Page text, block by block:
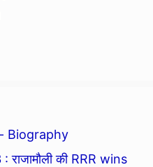
Biography
की RRR wins